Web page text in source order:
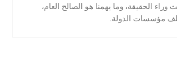
وراء الحقيقة، وما يهمنا هو الصالح العام،
مؤسسات الدولة.